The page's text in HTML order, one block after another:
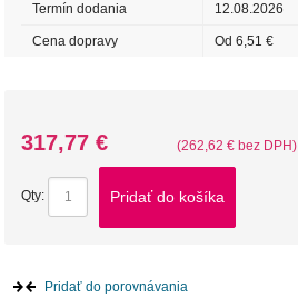
Termín dodania 12.08.2026
Cena dopravy Od 6,51 €
317,77 € (262,62 € bez DPH)
Qty: Pridať do košíka
Pridať do porovnávania